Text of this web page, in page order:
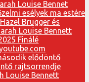
esélyek ma estére
Finálé
elődöntő
rajtsorrendje